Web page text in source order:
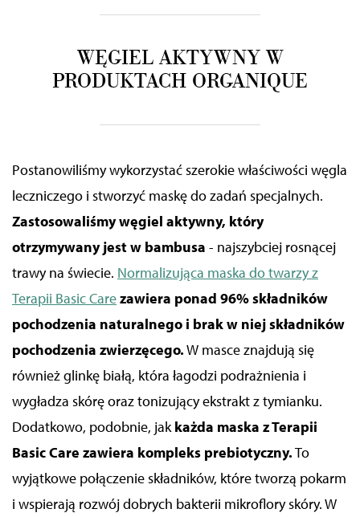
WĘGIEL AKTYWNY W
PRODUKTACH ORGANIQUE
Postanowiliśmy wykorzystać szerokie właściwości węgla
leczniczego i stworzyć maskę do zadań specjalnych.
Zastosowaliśmy węgiel aktywny, który
otrzymywany jest w bambusa - najszybciej rosnącej
trawy na świecie. Normalizująca maska do twarzy z
Terapii Basic Carezawiera ponad 96% składników
pochodzenia naturalnego i brak w niej składników
pochodzenia zwierzęcego.W masce znajdują się
również glinkę białą, która łagodzi podrażnienia i
wygładza skórę oraz tonizujący ekstrakt z tymianku.
Dodatkowo, podobnie, jakkażda maska z Terapii
Basic Care zawiera kompleks prebiotyczny.To
wyjątkowe połączenie składników, które tworzą pokarm
i wspierają rozwój dobrych bakterii mikroflory skóry. W